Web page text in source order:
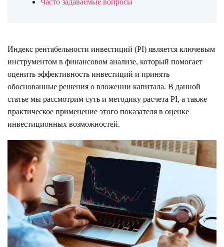
Часто задаваемые вопросы
Индекс рентабельности инвестиций (PI) является ключевым
инструментом в финансовом анализе, который помогает
оценить эффективность инвестиций и принять
обоснованные решения о вложении капитала. В данной
статье мы рассмотрим суть и методику расчета PI, а также
практическое применение этого показателя в оценке
инвестиционных возможностей.